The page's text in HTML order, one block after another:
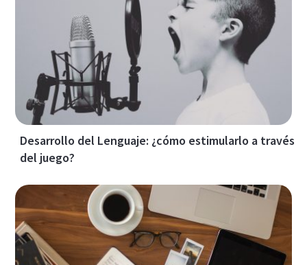
Desarrollo del Lenguaje: ¿cómo estimularlo a través
del juego?